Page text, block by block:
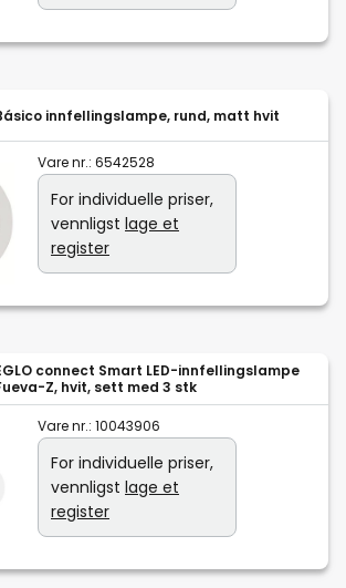
innfellingslampe, rund, matt hvit
Vare nr.: 6542528
For individuelle priser,
vennligst lage et
register
connect Smart LED-innfellingslampe
Z, hvit, sett med 3 stk
Vare nr.: 10043906
For individuelle priser,
vennligst lage et
register